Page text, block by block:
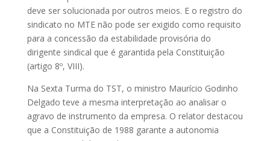
deve ser solucionada por outros meios. E o registro do
sindicato no MTE não pode ser exigido como requisito
para a concessão da estabilidade provisória do
dirigente sindical que é garantida pela Constituição
(artigo 8º, VIII).
Na Sexta Turma do TST, o ministro Maurício Godinho
Delgado teve a mesma interpretação ao analisar o
agravo de instrumento da empresa. O relator destacou
que a Constituição de 1988 garante a autonomia